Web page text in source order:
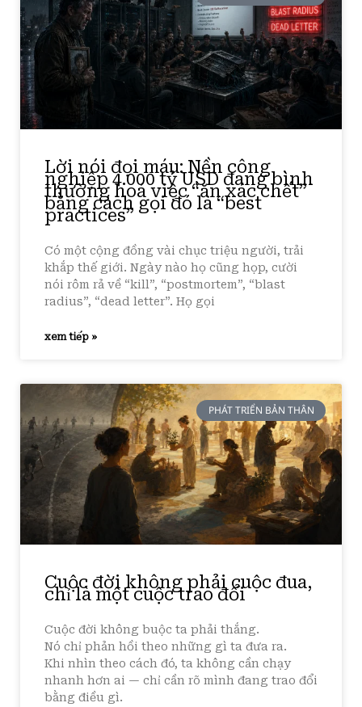
Lời nói đọi máu: Nền công
nghiệp 4.000 tỷ USD đang bình
thường hoá việc “ăn xác chết”
bằng cách gọi đó là “best
practices”
Có một cộng đồng vài chục triệu người, trải
khắp thế giới. Ngày nào họ cũng họp, cười
nói rôm rả về “kill”, “postmortem”, “blast
radius”, “dead letter”. Họ gọi
xem tiếp »
PHÁT TRIỂN BẢN THÂN
Cuộc đời không phải cuộc đua,
chỉ là một cuộc trao đổi
Cuộc đời không buộc ta phải thắng.
Nó chỉ phản hồi theo những gì ta đưa ra.
Khi nhìn theo cách đó, ta không cần chạy
nhanh hơn ai — chỉ cần rõ mình đang trao đổi
bằng điều gì.